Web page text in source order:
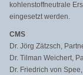
kohlenstoffneutrale
eingesetzt werden.
CMS
Dr. Jörg Zätzsch,
Dr. Tilman Weichert,
Dr. Friedrich von